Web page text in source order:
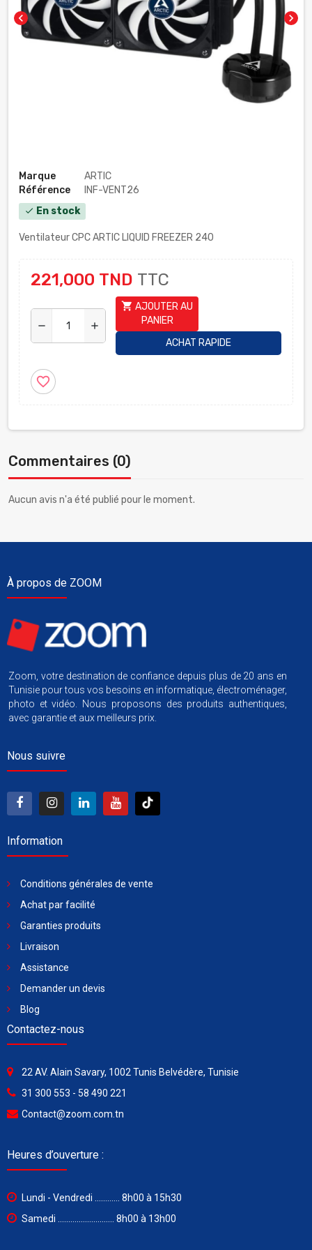
chevron_left chevron_right
Marque
ARTIC
Référence
INF-VENT26
check En stock
Ventilateur CPC ARTIC LIQUID FREEZER 240
221,000 TND TTC
remove add
shopping_cart AJOUTER AU
PANIER
ACHAT RAPIDE
favorite_border
Commentaires (0)
Aucun avis n'a été publié pour le moment.
À propos de ZOOM
Zoom, votre destination de confiance depuis plus de 20 ans en
Tunisie pour tous vos besoins en informatique, électroménager,
photo et vidéo. Nous proposons des produits authentiques,
avec garantie et aux meilleurs prix.
Nous suivre
Information
Conditions générales de vente
Achat par facilité
Garanties produits
Livraison
Assistance
Demander un devis
Blog
Contactez-nous
22 AV. Alain Savary, 1002 Tunis Belvédère, Tunisie
31 300 553 - 58 490 221
Contact@zoom.com.tn
Heures d’ouverture :
Lundi - Vendredi ............ 8h00 à 15h30
Samedi ........................... 8h00 à 13h00